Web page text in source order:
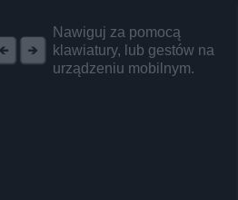
Nawiguj za pomocą
klawiatury, lub gestów na
urządzeniu mobilnym.